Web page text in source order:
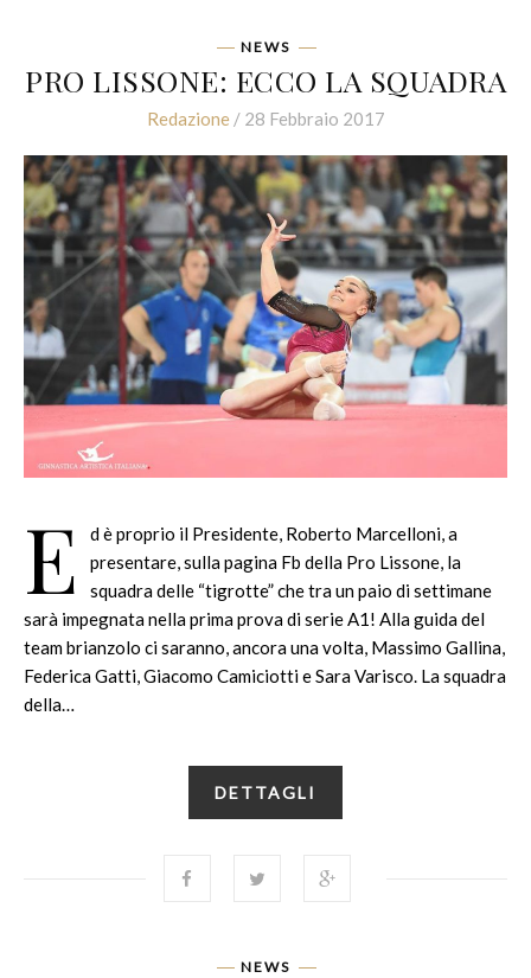
NEWS
PRO LISSONE: ECCO LA SQUADRA
Redazione/ 28 Febbraio 2017
E
d è proprio il Presidente, Roberto Marcelloni, a
presentare, sulla pagina Fb della Pro Lissone, la
squadra delle “tigrotte” che tra un paio di settimane
sarà impegnata nella prima prova di serie A1! Alla guida del
team brianzolo ci saranno, ancora una volta, Massimo Gallina,
Federica Gatti, Giacomo Camiciotti e Sara Varisco. La squadra
della…
DETTAGLI
NEWS